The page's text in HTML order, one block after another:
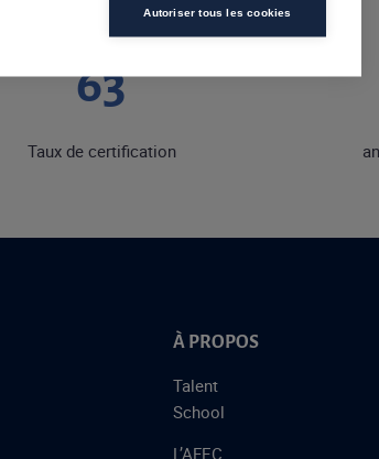
73
Taux de certification
À PROPOS
Talent
School
L’AFEC
Autoriser tous les cookies